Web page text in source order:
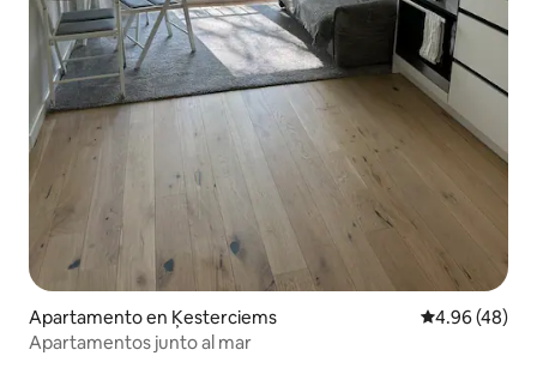
Apartamento en Ķesterciems Calificación
4.96 (48)
Apartamentos junto al mar